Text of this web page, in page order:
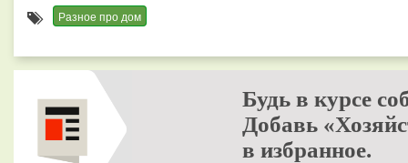
Разное про дом
Будь в курсе
Добавь
в избранное.